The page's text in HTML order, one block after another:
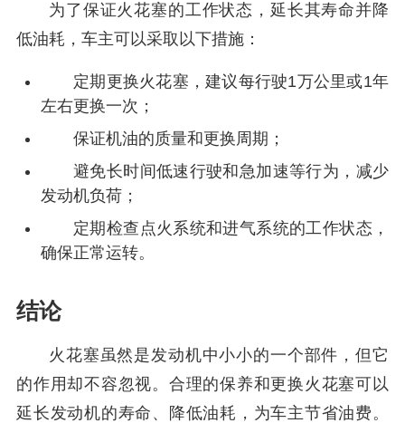
为了保证火花塞的工作状态，延长其寿命并降
低油耗，车主可以采取以下措施：
定期更换火花塞，建议每行驶1万公里或1年
左右更换一次；
保证机油的质量和更换周期；
避免长时间低速行驶和急加速等行为，减少
发动机负荷；
定期检查点火系统和进气系统的工作状态，
确保正常运转。
结论
火花塞虽然是发动机中小小的一个部件，但它
的作用却不容忽视。合理的保养和更换火花塞可以
延长发动机的寿命、降低油耗，为车主节省油费。